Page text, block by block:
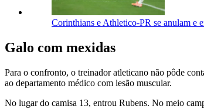
Corinthians e Athletico-PR se anulam e
Galo com mexidas
Para o confronto, o treinador atleticano não pôde
ao departamento médico com lesão muscular.
No lugar do camisa 13, entrou Rubens. No meio